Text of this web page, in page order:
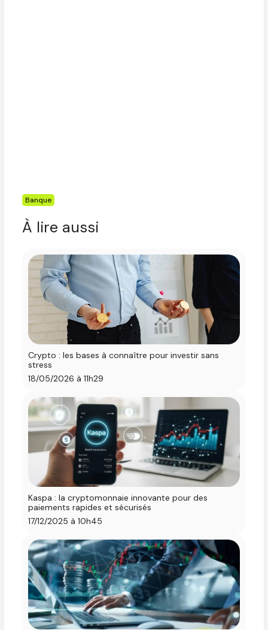
Étiquettes
Banque
À lire aussi
Crypto : les bases à connaître pour investir sans
stress
18/05/2026 à 11h29
Kaspa : la cryptomonnaie innovante pour des
paiements rapides et sécurisés
17/12/2025 à 10h45